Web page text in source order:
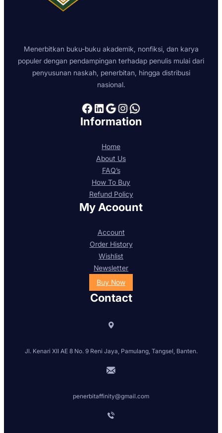
Menerbitkan buku-buku akademik, nonfiksi, dan karya
populer dengan pendampingan terhadap penulis mulai dari
penyusunan naskah, penerbitan, hingga distribusi
nasional.
Facebook LinkedIn Google Instagram WhatsApp
Information
Home
About Us
FAQ’s
How To Buy
Refund Policy
My Acoount
Account
Order History
Wishlist
Newsletter
Buy Now
Contact
Jl. Kenari XII AE 8 No. 9 Reni Jaya, Pamulang, Tangsel, Banten.
penerbitaffinity@gmail.com